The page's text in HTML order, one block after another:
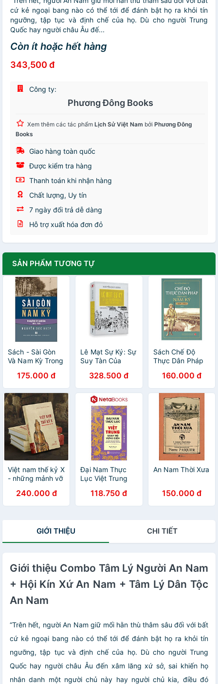
cứ kẻ ngoại bang nào có thể tới để đánh bật họ ra khỏi tín
ngưỡng, tập tục và định chế của họ. Dù cho người Trung
Quốc hay người châu Âu đế...
Còn ít hoặc hết hàng
343,500 đ
Công ty:
Phương Đông Books
Xem thêm các tác phẩm Lịch Sử Việt Nam bởi Phương Đông
Books
Giao hàng toàn quốc
Được kiểm tra hàng
Thanh toán khi nhận hàng
Chất lượng, Uy tín
7 ngày đổi trả dễ dàng
Hỗ trợ xuất hóa đơn đỏ
SẢN PHẨM TƯƠNG TỰ
Sách - Sài Gòn
Và Nam Kỳ Trong
1875 - 1925 -
Huỳnh Ngọc
Trảng - NXB
Tổng Hợp
175.000 đ
Lê Mạt Sự Ký: Sự
Suy Tàn Của
Kỷ XVIII (Bìa
Cứng) - Tái Bản
2020
328.500 đ
Sách Chế Độ
Thực Dân Pháp
- Tập 1 (1859-
1954)
160.000 đ
Việt nam thế kỷ X
- những mảnh vỡ
240.000 đ
Đại Nam Thực
Lục Việt Trung
Biên118.750 đ
An Nam Thời Xưa
150.000 đ
GIỚI THIỆU CHI TIẾT
Giới thiệu Combo Tâm Lý Người An Nam
+ Hội Kín Xứ An Nam + Tâm Lý Dân Tộc
An Nam
“Trên hết, người An Nam giữ mối hằn thù thâm sâu đối với bất
cứ kẻ ngoại bang nào có thể tới để đánh bật họ ra khỏi tín
ngưỡng, tập tục và định chế của họ. Dù cho người Trung
Quốc hay người châu Âu đến xâm lăng xứ sở, sai khiến họ
nhân danh một người chủ này hay người chủ kia, điều đó